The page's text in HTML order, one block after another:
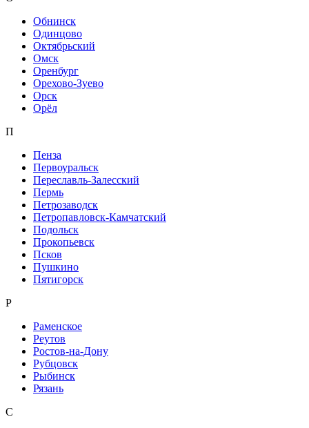
Обнинск
Одинцово
Октябрьский
Омск
Оренбург
Орехово-Зуево
Орск
Орёл
П
Пенза
Первоуральск
Переславль-Залесский
Пермь
Петрозаводск
Петропавловск-Камчатский
Подольск
Прокопьевск
Псков
Пушкино
Пятигорск
Р
Раменское
Реутов
Ростов-на-Дону
Рубцовск
Рыбинск
Рязань
С